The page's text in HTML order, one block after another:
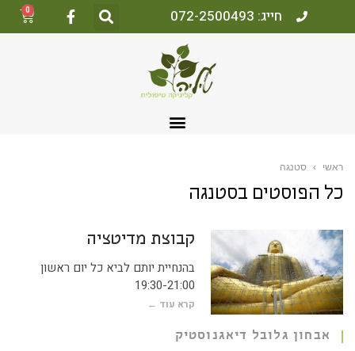
חייג: 072-2500493 0
ראשי › סטנגה
כל הפוסטים בסטנגה
קבוצת מדיטציה
בהנחיית יותם לביא כל יום ראשון
19:30-21:00
קרא עוד ←
אבחון גלובל דיאגנוסטיק